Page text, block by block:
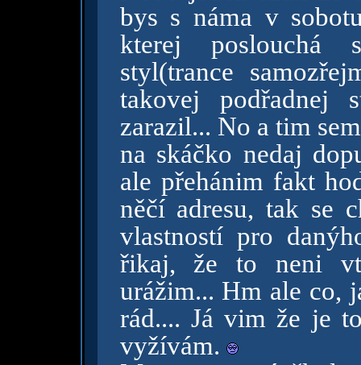
bys s náma v
kterej poslouchá
styl(trance
takovej podřadnej
zarazil... No a tim
na skáčko nedaj
ale přehánim fakt
něčí adresu, tak se
vlastností pro
řikaj, že to neni
urážim... Hm ale co,
rád.... Já vim že je
vyžívám.